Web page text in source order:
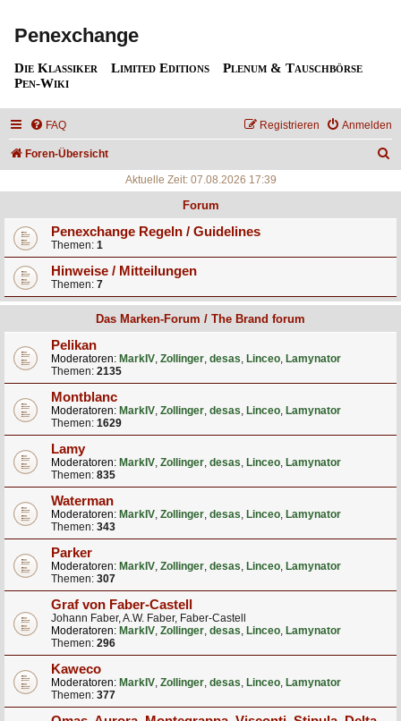
Penexchange
Die Klassiker Limited Editions
Plenum & Tauschbörse
Pen-Wiki
FAQ Anmelden
Registrieren
Foren-Übersicht
Aktuelle Zeit: 07.08.2026 17:39
Forum
Penexchange Regeln / Guidelines
Themen: 1
Hinweise / Mitteilungen
Themen: 7
Das Marken-Forum / The Brand forum
Pelikan
Moderatoren: MarkIV, Zollinger, desas, Linceo, Lamynator
Themen: 2135
Montblanc
Moderatoren: MarkIV, Zollinger, desas, Linceo, Lamynator
Themen: 1629
Lamy
Moderatoren: MarkIV, Zollinger, desas, Linceo, Lamynator
Themen: 835
Waterman
Moderatoren: MarkIV, Zollinger, desas, Linceo, Lamynator
Themen: 343
Parker
Moderatoren: MarkIV, Zollinger, desas, Linceo, Lamynator
Themen: 307
Graf von Faber-Castell
Johann Faber, A.W. Faber, Faber-Castell
Moderatoren: MarkIV, Zollinger, desas, Linceo, Lamynator
Themen: 296
Kaweco
Moderatoren: MarkIV, Zollinger, desas, Linceo, Lamynator
Themen: 377